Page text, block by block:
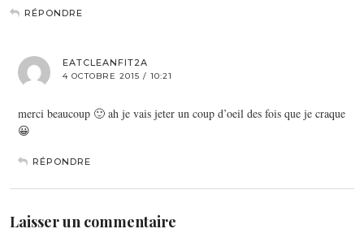
RÉPONDRE
EATCLEANFIT2A
4 OCTOBRE 2015 / 10:21
merci beaucoup 🙂 ah je vais jeter un coup d’oeil des fois que je craque
😀
RÉPONDRE
Laisser un commentaire